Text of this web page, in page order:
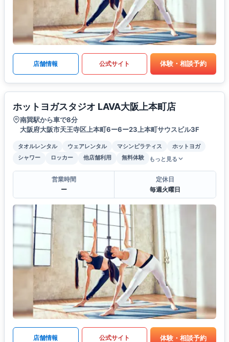
店舗情報 公式サイト 体験・相談予約
ホットヨガスタジオ LAVA大阪上本町店
南巽駅から車で8分
大阪府大阪市天王寺区上本町6ー6ー23上本町サウスビル3F
タオルレンタル ウェアレンタル マシンピラティス
ホットヨガ
シャワー
ロッカー 他店舗利用 無料体験 もっと見る
営業時間
ー
定休日
毎週火曜日
店舗情報 公式サイト 体験・相談予約